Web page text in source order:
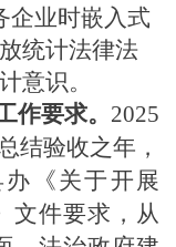
企业时嵌入式
统计法律法
意识。
作要求。 2025
结验收之年，
《关于开展
文件要求， 从